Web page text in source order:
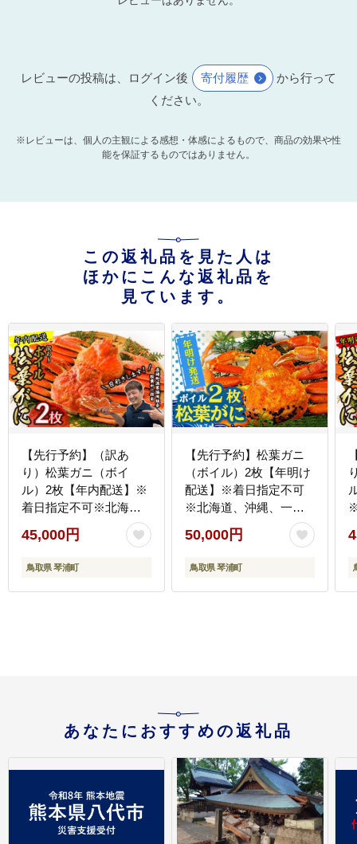
レビューの投稿は、ログイン後 寄付履歴
から行って
ください。
※レビューは、個人の主観による感想・体感によるもので、商品の効果や性
能を保証するものではありません。
この返礼品を見た人は
ほかにこんな返礼品を
見ています。
【先行予約】（訳あ
り）松葉ガニ（ボイ
ル）2枚【年内配送】※
着日指定不可※北海
道、沖縄、一部離島へ
の配送不可《ずわいが
に かに カニ 蟹》
45,000円
鳥取県 琴浦町
【先行予約】松葉ガニ
（ボイル）2枚【年明け
配送】※着日指定不可
※北海道、沖縄、一部
離島への配送不可《ず
わいがに かに カ
ニ 蟹 正体》
50,000円
鳥取県 琴浦町
あなたにおすすめの返礼品